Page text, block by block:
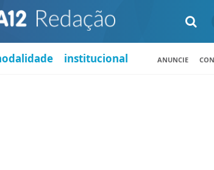
institucional ANUNCIE